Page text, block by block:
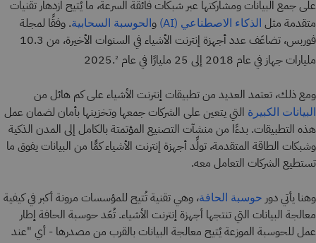
على جمع البيانات ومشاركتها عبر شبكات فائقة السرعة، ما يُتيح ازدهار تقنيات
متقدمة مثل الذكاء الاصطناعي (AI) والحوسبة السحابية. وفقًا لمجلة
فوربس، تضاعَف عدد أجهزة إنترنت الأشياء في السنوات الأخيرة، من 10.3
مليارات جهاز في عام 2018 إلى 25 مليارًا في عام 2025.
2
ومع ذلك، تعتمد العديد من تطبيقات إنترنت الأشياء على كم هائل من
البيانات الكبيرة التي يتعين على الشركات جمعها وتخزينها بأمان لضمان عمل
هذه التطبيقات. بدءًا من منشآت التصنيع المؤتمتة بالكامل إلى المدن الذكية
وشبكات الطاقة المتقدمة، تولِّد أجهزة إنترنت الأشياء كمًّا من البيانات يفوق ما
تستطيع الشركات التعامل معه.
وهنا يأتي دور حوسبة الحافة، وهي تقنية تُتيح للمؤسسات مرونة أكبر في كيفية
معالجة البيانات التي تنتجها أجهزة إنترنت الأشياء. تُعَد حوسبة الحافة إطار
عمل للحوسبة الموزعة يُتيح معالجة البيانات بالقرب من مصدرها - أي "عند